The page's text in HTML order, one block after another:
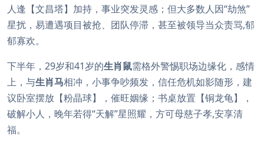
人逢【文昌塔】加持，事业突发灵感；但大多数人因“劫煞”
星扰，易遭遇项目被抢、团队停滞，甚至被领导当众责骂,郁
郁寡欢。
下半年，29岁和41岁的生肖鼠需格外警惕职场边缘化，感情
上，与生肖马相冲，小事争吵频发，信任危机如影随形，建
议卧室摆放【粉晶球】，催旺姻缘；书桌放置【铜龙龟】，
破解小人，晚年若得“天解”星照耀，方可母慈子孝,安享清
福。